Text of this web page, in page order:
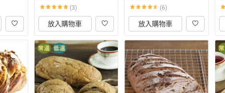
(3)
放入購物車
(6)
放入購物車